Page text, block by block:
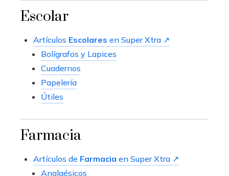
Escolar
Artículos Escolares en Super Xtra ↗
Bolígrafos y Lapices
Cuadernos
Papelería
Útiles
Farmacia
Artículos de Farmacia en Super Xtra ↗
Analgésicos